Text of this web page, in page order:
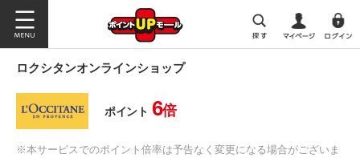
ロクシタンオンラインショップ
ポイント 6倍
※本サービスでのポイント倍率は予告なく変更になる場合がございま